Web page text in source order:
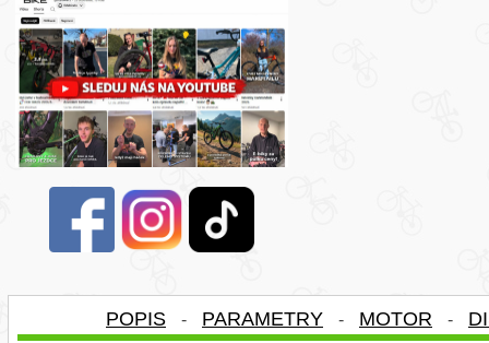
POPIS - PARAMETRY - MOTOR -